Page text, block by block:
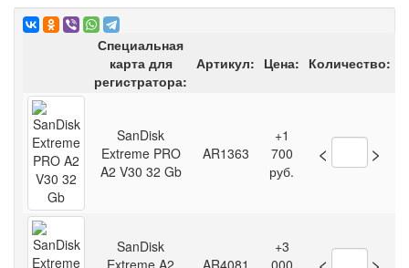
Специальная
карта для
регистратора:
Артикул: Цена: Количество:
SanDisk
Extreme PRO
A2 V30 32 Gb
AR1363
+1
700
руб.
< >
SanDisk
+3